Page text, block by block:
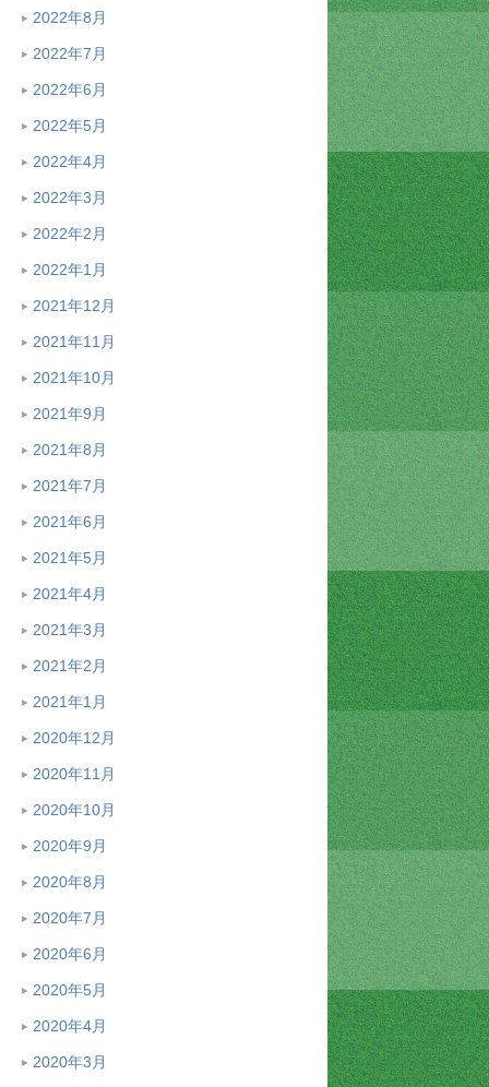
2022年8月
2022年7月
2022年6月
2022年5月
2022年4月
2022年3月
2022年2月
2022年1月
2021年12月
2021年11月
2021年10月
2021年9月
2021年8月
2021年7月
2021年6月
2021年5月
2021年4月
2021年3月
2021年2月
2021年1月
2020年12月
2020年11月
2020年10月
2020年9月
2020年8月
2020年7月
2020年6月
2020年5月
2020年4月
2020年3月